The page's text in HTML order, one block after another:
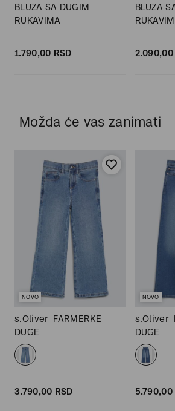
BLUZA SA DUGIM
RUKAVIMA
1.790,00 RSD
BLUZA
2.090,00
Možda će vas zanimati
NOVO
s.Oliver FARMERKE
DUGE
3.790,00 RSD
NOVO
s.Oliver
DUGE
5.790,00